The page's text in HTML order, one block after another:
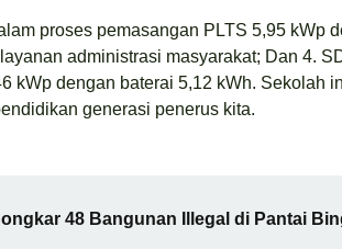
proses pemasangan PLTS 5,95 kWp
administrasi masyarakat; Dan 4.
kWp dengan baterai 5,12 kWh. Sekolah
generasi penerus kita.
48 Bangunan Illegal di Pantai